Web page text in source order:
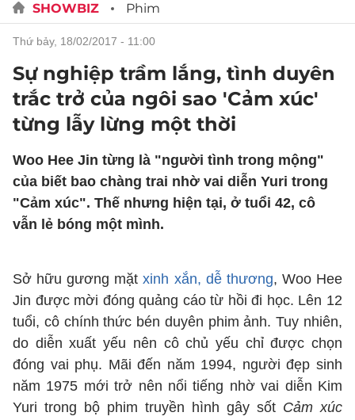
SHOWBIZ Phim
thứ bảy, 18/02/2017 - 11:00
Sự nghiệp trầm lắng, tình duyên
trắc trở của ngôi sao 'Cảm xúc'
từng lẫy lừng một thời
Woo Hee Jin từng là "người tình trong mộng"
của biết bao chàng trai nhờ vai diễn Yuri trong
"Cảm xúc". Thế nhưng hiện tại, ở tuổi 42, cô
vẫn lẻ bóng một mình.
Sở hữu gương mặt xinh xắn, dễ thương, Woo Hee
Jin được mời đóng quảng cáo từ hồi đi học. Lên 12
tuổi, cô chính thức bén duyên phim ảnh. Tuy nhiên,
do diễn xuất yếu nên cô chủ yếu chỉ được chọn
đóng vai phụ. Mãi đến năm 1994, người đẹp sinh
năm 1975 mới trở nên nổi tiếng nhờ vai diễn Kim
Yuri trong bộ phim truyền hình gây sốt Cảm xúc